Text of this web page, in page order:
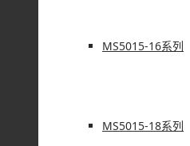
MS5015-16系列
MS5015-18系列